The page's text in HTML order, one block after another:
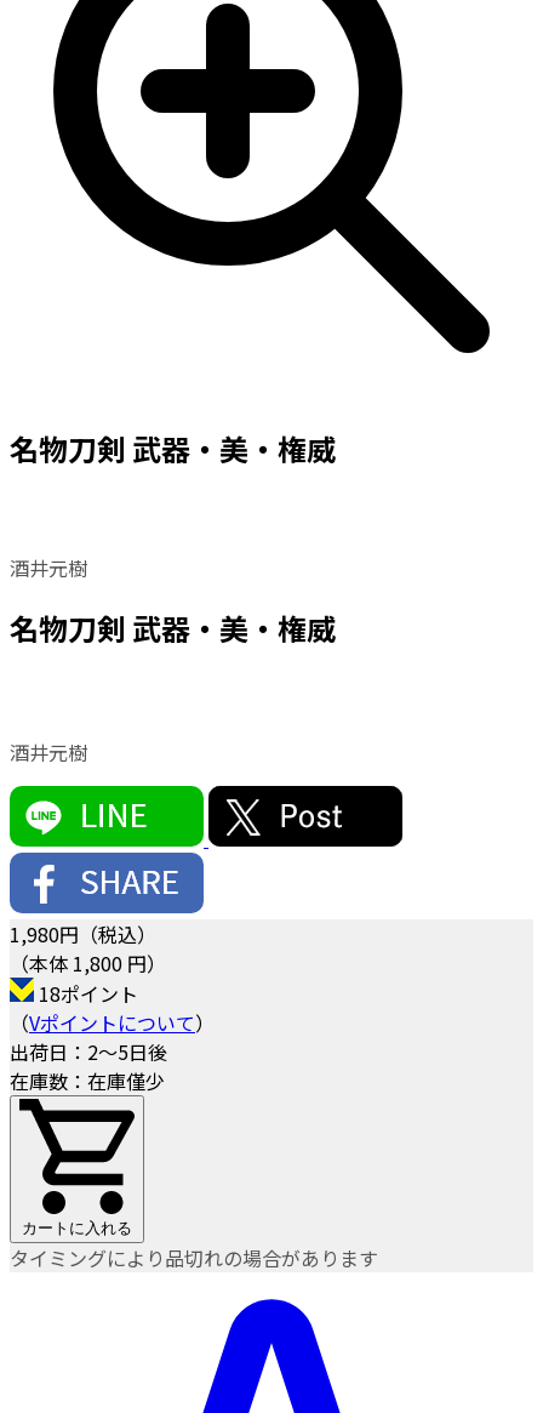
名物刀剣 武器・美・権威
酒井元樹
名物刀剣 武器・美・権威
酒井元樹
1,980円（税込）
（本体 1,800 円）
18ポイント
（Vポイントについて）
出荷日：2～5日後
在庫数：在庫僅少
カートに入れる
タイミングにより品切れの場合があります